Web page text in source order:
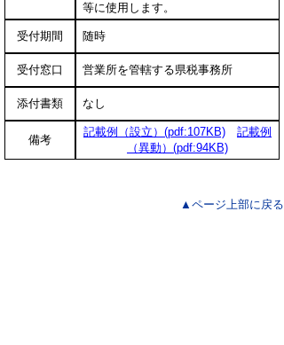
等に使用します。
受付期間 随時
受付窓口 営業所を管轄する県税事務所
添付書類 なし
備考
記載例（設立）(pdf:107KB)
記載例
（異動）(pdf:94KB)
▲ページ上部に戻る